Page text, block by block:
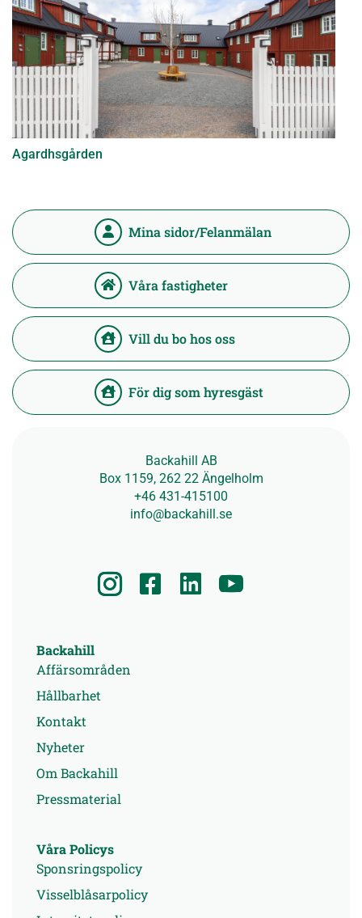
Agardhsgården
Mina sidor/Felanmälan
Våra fastigheter
Vill du bo hos oss
För dig som hyresgäst
Backahill AB
Box 1159, 262 22 Ängelholm
+46 431-415100
info@backahill.se
Backahill
Affärsområden
Hållbarhet
Kontakt
Nyheter
Om Backahill
Pressmaterial
Våra Policys
Sponsringspolicy
Visselblåsarpolicy